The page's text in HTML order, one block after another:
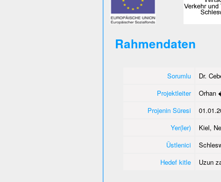
Rahmendaten
Sorumlu
Dr.
Projektleiter
Orhan
Projenin Süresi
Yer(ler)
Kiel,
Üstlenici
Hedef kitle
Uzun